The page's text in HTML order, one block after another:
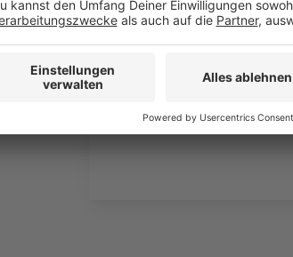
Fünf für Clueso
Anzeige